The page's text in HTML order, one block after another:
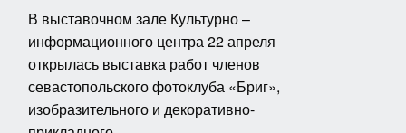
В выставочном зале Культурно –
информационного центра 22 апреля
открылась выставка работ членов
севастопольского фотоклуба «Бриг»,
изобразительного и декоративно-